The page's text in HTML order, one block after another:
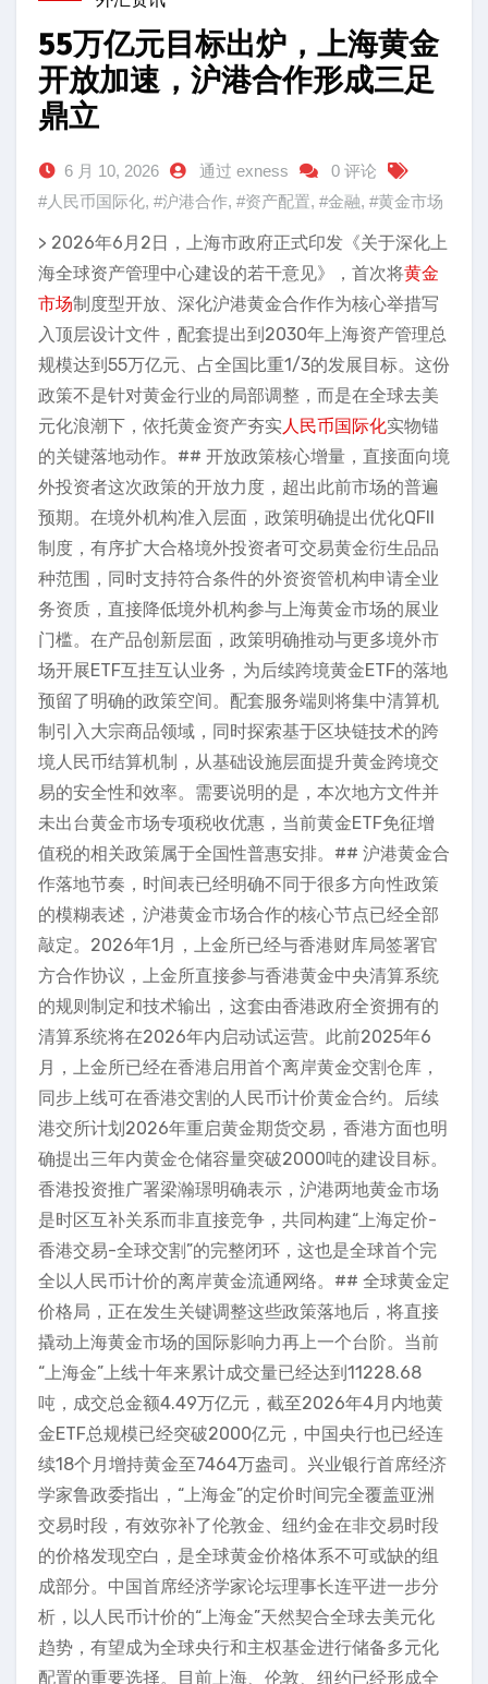
55万亿元目标出炉，上海黄金
开放加速，沪港合作形成三足
鼎立
6 月 10, 2026 通过 exness
0 评论
#人民币国际化, #沪港合作, #资产配置, #金融, #黄金市场
> 2026年6月2日，上海市政府正式印发《关于深化上
海全球资产管理中心建设的若干意见》，首次将黄金
市场制度型开放、深化沪港黄金合作作为核心举措写
入顶层设计文件，配套提出到2030年上海资产管理总
规模达到55万亿元、占全国比重1/3的发展目标。这份
政策不是针对黄金行业的局部调整，而是在全球去美
元化浪潮下，依托黄金资产夯实人民币国际化实物锚
的关键落地动作。## 开放政策核心增量，直接面向境
外投资者这次政策的开放力度，超出此前市场的普遍
预期。在境外机构准入层面，政策明确提出优化QFII
制度，有序扩大合格境外投资者可交易黄金衍生品品
种范围，同时支持符合条件的外资资管机构申请全业
务资质，直接降低境外机构参与上海黄金市场的展业
门槛。在产品创新层面，政策明确推动与更多境外市
场开展ETF互挂互认业务，为后续跨境黄金ETF的落地
预留了明确的政策空间。配套服务端则将集中清算机
制引入大宗商品领域，同时探索基于区块链技术的跨
境人民币结算机制，从基础设施层面提升黄金跨境交
易的安全性和效率。需要说明的是，本次地方文件并
未出台黄金市场专项税收优惠，当前黄金ETF免征增
值税的相关政策属于全国性普惠安排。## 沪港黄金合
作落地节奏，时间表已经明确不同于很多方向性政策
的模糊表述，沪港黄金市场合作的核心节点已经全部
敲定。2026年1月，上金所已经与香港财库局签署官
方合作协议，上金所直接参与香港黄金中央清算系统
的规则制定和技术输出，这套由香港政府全资拥有的
清算系统将在2026年内启动试运营。此前2025年6
月，上金所已经在香港启用首个离岸黄金交割仓库，
同步上线可在香港交割的人民币计价黄金合约。后续
港交所计划2026年重启黄金期货交易，香港方面也明
确提出三年内黄金仓储容量突破2000吨的建设目标。
香港投资推广署梁瀚璟明确表示，沪港两地黄金市场
是时区互补关系而非直接竞争，共同构建“上海定价-
香港交易-全球交割”的完整闭环，这也是全球首个完
全以人民币计价的离岸黄金流通网络。## 全球黄金定
价格局，正在发生关键调整这些政策落地后，将直接
撬动上海黄金市场的国际影响力再上一个台阶。当前
“上海金”上线十年来累计成交量已经达到11228.68
吨，成交总金额4.49万亿元，截至2026年4月内地黄
金ETF总规模已经突破2000亿元，中国央行也已经连
续18个月增持黄金至7464万盎司。兴业银行首席经济
学家鲁政委指出，“上海金”的定价时间完全覆盖亚洲
交易时段，有效弥补了伦敦金、纽约金在非交易时段
的价格发现空白，是全球黄金价格体系不可或缺的组
成部分。中国首席经济学家论坛理事长连平进一步分
析，以人民币计价的“上海金”天然契合全球去美元化
趋势，有望成为全球央行和主权基金进行储备多元化
配置的重要选择。目前上海、伦敦、纽约已经形成全